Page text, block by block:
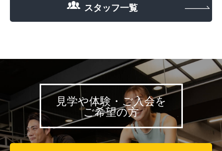
スタッフ一覧
見学や体験・ご入会を
ご希望の方